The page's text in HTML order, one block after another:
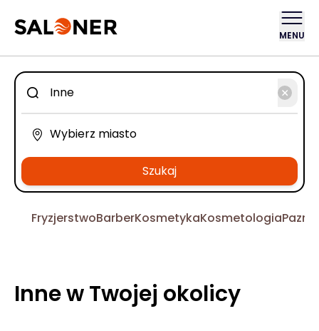
MENU
Szukaj
FryzjerstwoBarberKosmetykaKosmetologia
Inne w Twojej okolicy